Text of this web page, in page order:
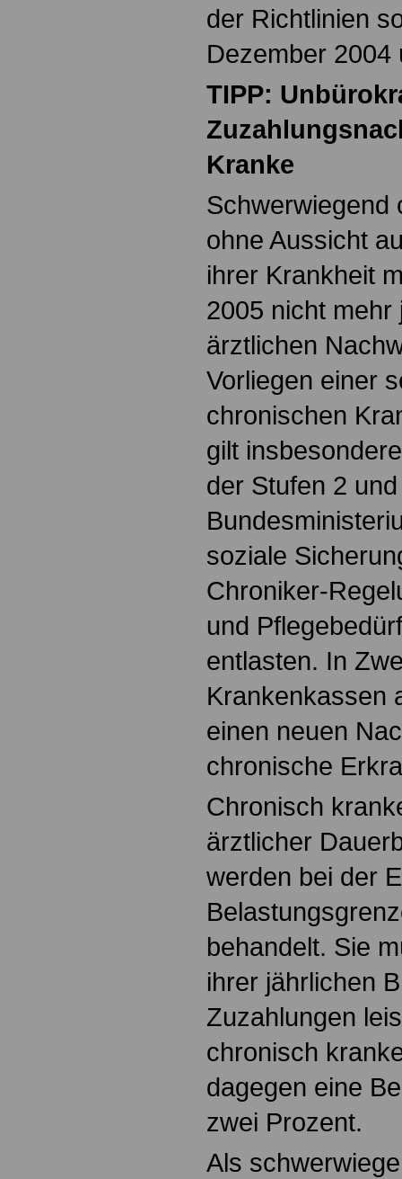
der Richtlinien
Dezember 2004
TIPP:
Kranke
Schwerwiegend
ohne Aussicht
ihrer Krankheit
2005 nicht mehr
ärztlichen
Vorliegen einer
chronischen
gilt
der Stufen 2
soziale
Chroniker-
und
entlasten. In
Krankenkassen
einen neuen
chronische
Chronisch
ärztlicher
werden bei der
behandelt. Sie
ihrer jährlichen
Zuzahlungen
chronisch
dagegen eine
zwei Prozent.
Als